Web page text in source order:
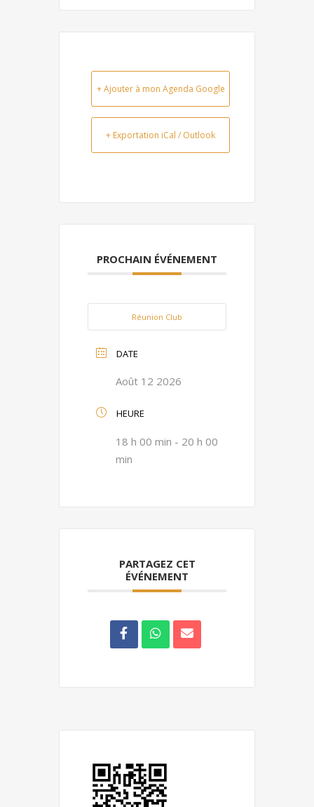
+ Ajouter à mon Agenda Google
+ Exportation iCal / Outlook
PROCHAIN ÉVÉNEMENT
Réunion Club
DATE
Août 12 2026
HEURE
18 h 00 min - 20 h 00
min
PARTAGEZ CET
ÉVÉNEMENT